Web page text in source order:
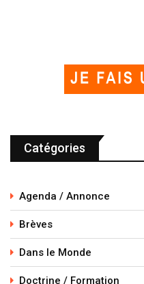
Catégories
Agenda / Annonce
Brèves
Dans le Monde
Doctrine / Formation